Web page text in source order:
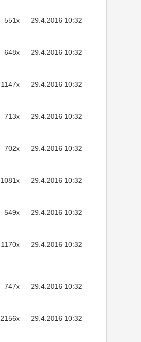
551x 29.4.2016 10:32
648x 29.4.2016 10:32
1147x 29.4.2016 10:32
713x 29.4.2016 10:32
702x 29.4.2016 10:32
1081x 29.4.2016 10:32
549x 29.4.2016 10:32
1170x 29.4.2016 10:32
747x 29.4.2016 10:32
2156x 29.4.2016 10:32